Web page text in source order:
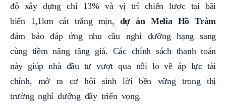
độ xây dựng chỉ 13% và vị trí chiến lược tại bãi
biển 1,1km cát trắng mịn, dự án Melia Hồ Tràm
đảm bảo đáp ứng nhu cầu nghỉ dưỡng hạng sang
cùng tiềm năng tăng giá. Các chính sách thanh toán
này giúp nhà đầu tư vượt qua nỗi lo về áp lực tài
chính, mở ra cơ hội sinh lời bền vững trong thị
trường nghỉ dưỡng đầy triển vọng.